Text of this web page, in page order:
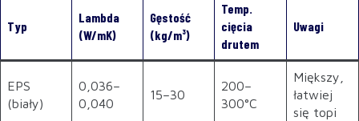
Typ
Lambda
(W/mK)
Gęstość
(kg/m³)
Temp.
cięcia
drutem
Uwagi
EPS
(biały)
0,036–
0,040
15–30
200–
300°C
Miększy,
łatwiej
się topi